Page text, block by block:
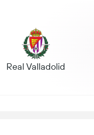
Real Valladolid